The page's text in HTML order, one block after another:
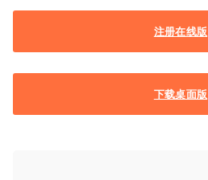
注册在线版
下载桌面版